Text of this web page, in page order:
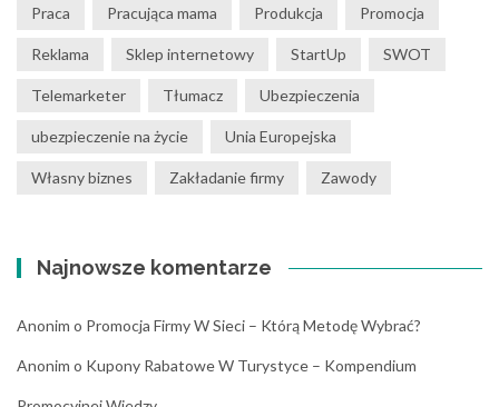
Praca Pracująca mama Produkcja Promocja
Reklama Sklep internetowy StartUp SWOT
Telemarketer Tłumacz Ubezpieczenia
ubezpieczenie na życie Unia Europejska
Własny biznes Zakładanie firmy Zawody
Najnowsze komentarze
Anonim o Promocja Firmy W Sieci – Którą Metodę Wybrać?
Anonim o Kupony Rabatowe W Turystyce – Kompendium